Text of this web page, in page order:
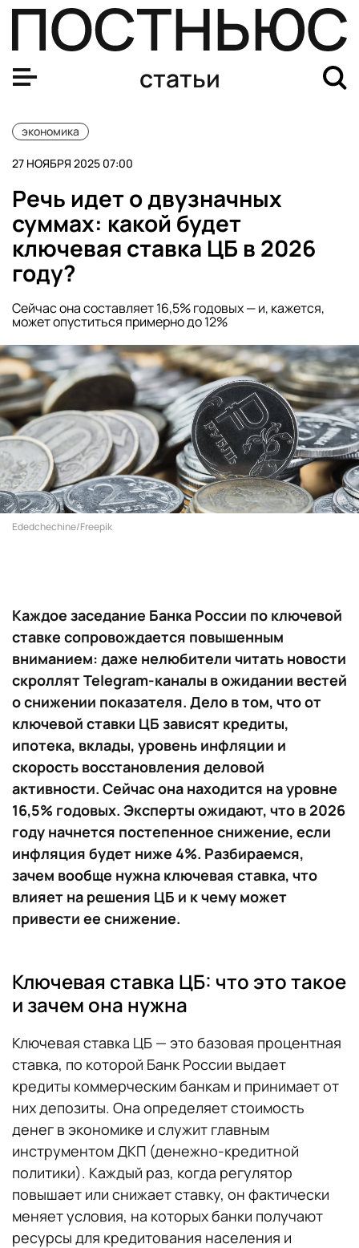
статьи
экономика
27 НОЯБРЯ 2025 07:00
Речь идет о двузначных
суммах: какой будет
ключевая ставка ЦБ в 2026
году?
Сейчас она составляет 16,5% годовых — и, кажется,
может опуститься примерно до 12%
Ededchechine/Freepik
Каждое заседание Банка России по ключевой
ставке сопровождается повышенным
вниманием: даже нелюбители читать новости
скроллят Telegram-каналы в ожидании вестей
о снижении показателя. Дело в том, что от
ключевой ставки ЦБ зависят кредиты,
ипотека, вклады, уровень инфляции и
скорость восстановления деловой
активности. Сейчас она находится на уровне
16,5% годовых. Эксперты ожидают, что в 2026
году начнется постепенное снижение, если
инфляция будет ниже 4%. Разбираемся,
зачем вообще нужна ключевая ставка, что
влияет на решения ЦБ и к чему может
привести ее снижение.
Ключевая ставка ЦБ: что это такое
и зачем она нужна
Ключевая ставка ЦБ — это базовая процентная
ставка, по которой Банк России выдает
кредиты коммерческим банкам и принимает от
них депозиты. Она определяет стоимость
денег в экономике и служит главным
инструментом ДКП (денежно-кредитной
политики). Каждый раз, когда регулятор
повышает или снижает ставку, он фактически
меняет условия, на которых банки получают
ресурсы для кредитования населения и
Снижение ключевой ставки ЦБ на 2026: что означает,